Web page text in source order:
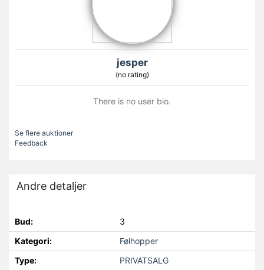
jesper
(no rating)
There is no user bio.
Se flere auktioner
Feedback
Andre detaljer
Bud:
3
Kategori:
Følhopper
Type:
PRIVATSALG